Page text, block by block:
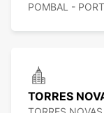
POMBAL -
TORRES